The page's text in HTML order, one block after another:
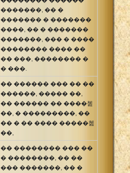
�������, �� �
������� � �������
����, �� � �������
�������, ��� � ����
�������� ���� ��
�� ���, �������� �
� ���.
�� ������ ��� �� ��
������, ����� ��,
�� ������ �� ����쳺
��, � ���������, ��
�� � �� ���� �����쳺
��,
�� �������� ��� ��
� ��������, �� ��
��� �������, �� �